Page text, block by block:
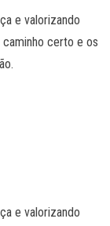
e valorizando
certo e os
e valorizando